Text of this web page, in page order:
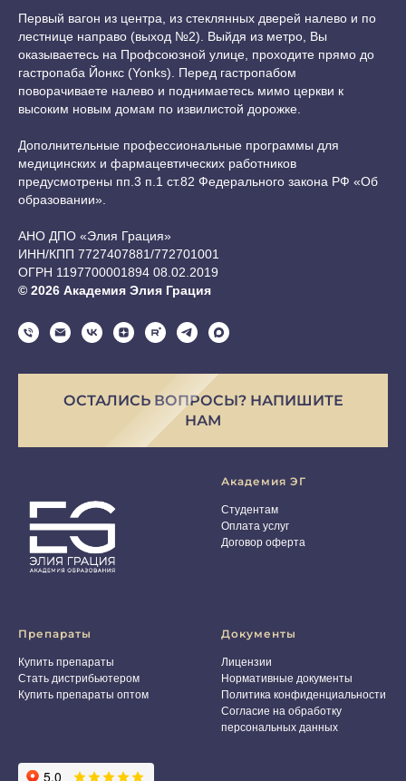
Первый вагон из центра, из стеклянных дверей налево и по
лестнице направо (выход №2). Выйдя из метро, Вы
оказываетесь на Профсоюзной улице, проходите прямо до
гастропаба Йонкс (Yonks). Перед гастропабом
поворачиваете налево и поднимаетесь мимо церкви к
высоким новым домам по извилистой дорожке.
Дополнительные профессиональные программы для
медицинских и фармацевтических работников
предусмотрены пп.3 п.1 ст.82 Федерального закона РФ «Об
образовании».
АНО ДПО «Элия Грация»
ИНН/КПП 7727407881/772701001
ОГРН 1197700001894 08.02.2019
© 2026 Академия Элия Грация
ОСТАЛИСЬ ВОПРОСЫ? НАПИШИТЕ
НАМ
Академия ЭГ
Студентам
Оплата услуг
Договор оферта
Препараты
Купить препараты
Стать дистрибьютером
Купить препараты оптом
Документы
Лицензии
Нормативные документы
Политика конфиденциальности
Согласие на обработку
персональных данных